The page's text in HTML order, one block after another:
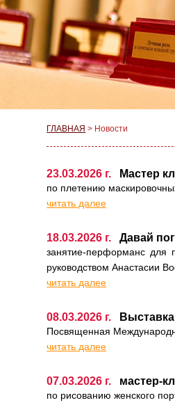
ГЛАВНАЯ > Новости
23.03.2026 г. Мастер
по плетению
читать далее
18.03.2026 г. Давай
занятие-перформанс для
руководством Анастасии
читать далее
08.03.2026 г.
Посвященная
читать далее
07.03.2026 г. мастер-
по рисованию женского